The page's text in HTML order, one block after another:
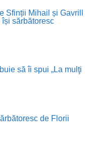
Sfinții Mihail și Gavrill
sărbătoresc
să îi spui „La mulţi
de Florii